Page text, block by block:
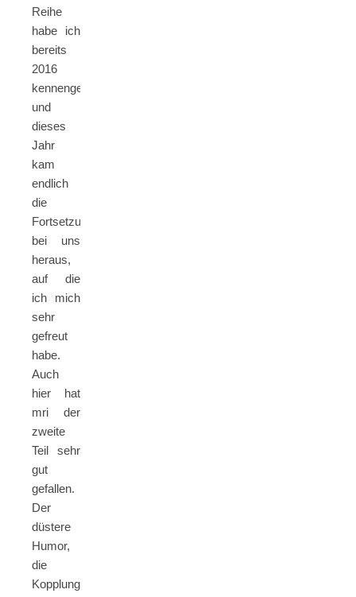
Reihe
habe ich
bereits
2016
kennengelernt
und
dieses
Jahr
kam
endlich
die
Fortsetzung
bei uns
heraus,
auf die
ich mich
sehr
gefreut
habe.
Auch
hier hat
mri der
zweite
Teil sehr
gut
gefallen.
Der
düstere
Humor,
die
Kopplung